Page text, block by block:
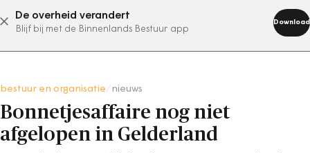
De overheid verandert
Blijf bij met de Binnenlands Bestuur app
Download
abonneer nu
bestuur en organisatie nieuws
Bonnetjesaffaire nog niet
afgelopen in Gelderland